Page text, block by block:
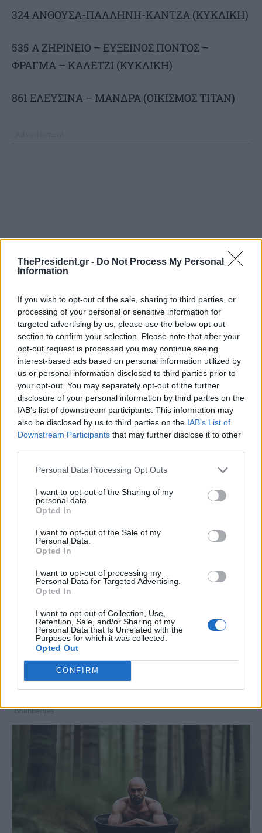
ThePresident.gr - Do Not Process My Personal
Information
If you wish to opt-out of the sale, sharing to third parties, or
processing of your personal or sensitive information for
targeted advertising by us, please use the below opt-out
section to confirm your selection. Please note that after your
opt-out request is processed you may continue seeing
interest-based ads based on personal information utilized by
us or personal information disclosed to third parties prior to
your opt-out. You may separately opt-out of the further
disclosure of your personal information by third parties on the
IAB’s list of downstream participants. This information may
also be disclosed by us to third parties on the IAB’s List of
Downstream Participants that may further disclose it to other
Personal Data Processing Opt Outs
I want to opt-out of the Sharing of my
personal data.
Opted In
I want to opt-out of the Sale of my
Personal Data.
Opted In
I want to opt-out of processing my
Personal Data for Targeted Advertising.
Opted In
I want to opt-out of Collection, Use,
Retention, Sale, and/or Sharing of my
Personal Data that Is Unrelated with the
Purposes for which it was collected.
Opted Out
CONFIRM
324 ΑΝΘΟΥΣΑ-ΠΑΛΛΗΝΗ-ΚΑΝΤΖΑ (ΚΥΚΛΙΚΗ)
535 Α ΖΗΡΙΝΕΙΟ – ΕΥΞΕΙΝΟΣ ΠΟΝΤΟΣ –
ΦΡΑΓΜΑ – ΚΑΛΕΤΖΙ (ΚΥΚΛΙΚΗ)
861 ΕΛΕΥΣΙΝΑ – ΜΑΝΔΡΑ (ΟΙΚΙΣΜΟΣ ΤΙΤΑΝ)
723 ΦΥΛΗ – ΑΝΩ ΛΙΟΣΙΑ
Για οποιαδήποτε μεταβολή στη λειτουργία των
ΜΜΜ θα υπάρξει νέα ενημέρωση.
SOURCE
ΑΠΕ-ΜΠΕ